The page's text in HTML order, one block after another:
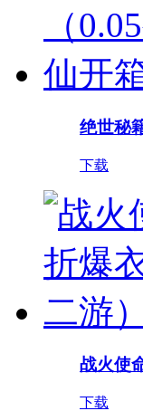
绝世秘
下载
战火使
下载